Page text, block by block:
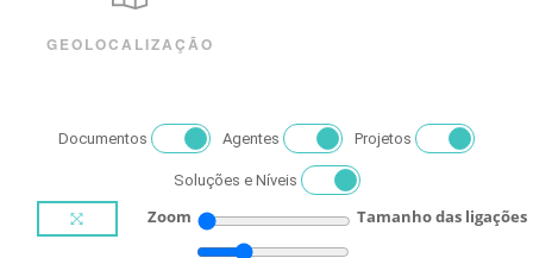
GEOLOCALIZAÇÃO
Documentos Agentes Projetos
Soluções e Níveis
Zoom Tamanho das ligações